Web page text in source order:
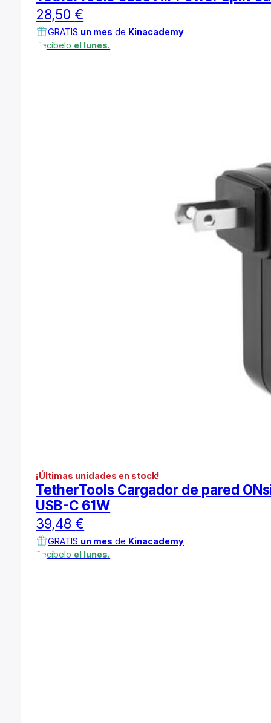
28,50 €
GRATIS un mes de Kinacademy
Recíbelo el lunes.
¡Últimas unidades en stock!
TetherTools Cargador de pared
USB-C 61W
39,48 €
GRATIS un mes de Kinacademy
Recíbelo el lunes.